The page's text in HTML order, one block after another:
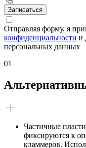
Записаться
Отправляя форму, я
конфиденциальности и
персональных данных
01
Частичные
фиксируются к
кламмеров.